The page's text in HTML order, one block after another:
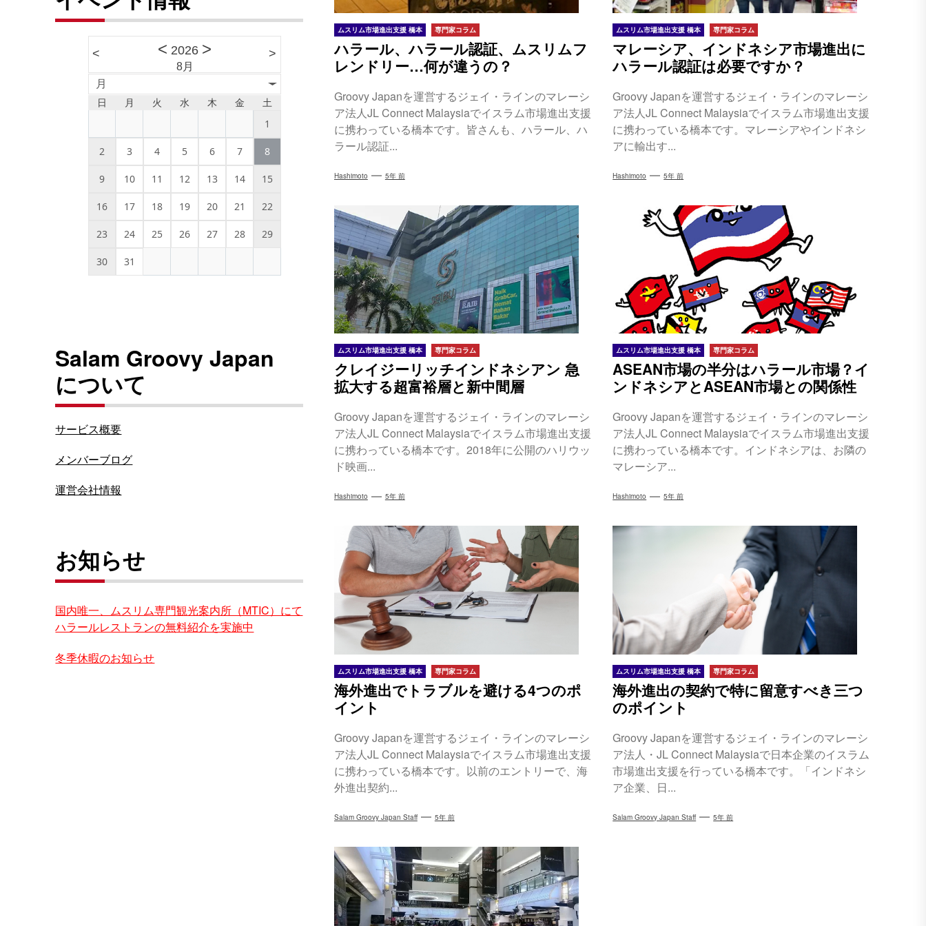
ムスリム市場進出支援 橋本 専門家コラム
ハラール、ハラール認証、ムスリムフ
レンドリー…何が違うの？
Groovy Japanを運営するジェイ・ラインのマレーシ
ア法人JL Connect Malaysiaでイスラム市場進出支援
に携わっている橋本です。皆さんも、ハラール、ハ
ラール認証...
Hashimoto 5年 前
ムスリム市場進出支援 橋本 専門家コラム
マレーシア、インドネシア市場進出に
ハラール認証は必要ですか？
Groovy Japanを運営するジェイ・ラインのマレーシ
ア法人JL Connect Malaysiaでイスラム市場進出支援
に携わっている橋本です。マレーシアやインドネシ
アに輸出す...
Hashimoto 5年 前
ムスリム市場進出支援 橋本 専門家コラム
クレイジーリッチインドネシアン 急
拡大する超富裕層と新中間層
Groovy Japanを運営するジェイ・ラインのマレーシ
ア法人JL Connect Malaysiaでイスラム市場進出支援
に携わっている橋本です。2018年に公開のハリウッ
ド映画...
Hashimoto 5年 前
ムスリム市場進出支援 橋本 専門家コラム
ASEAN市場の半分はハラール市場？イ
ンドネシアとASEAN市場との関係性
Groovy Japanを運営するジェイ・ラインのマレーシ
ア法人JL Connect Malaysiaでイスラム市場進出支援
に携わっている橋本です。インドネシアは、お隣の
マレーシア...
Hashimoto 5年 前
ムスリム市場進出支援 橋本 専門家コラム
海外進出でトラブルを避ける4つのポ
イント
Groovy Japanを運営するジェイ・ラインのマレーシ
ア法人JL Connect Malaysiaでイスラム市場進出支援
に携わっている橋本です。以前のエントリーで、海
外進出契約...
Salam Groovy Japan Staff 5年 前
ムスリム市場進出支援 橋本 専門家コラム
海外進出の契約で特に留意すべき三つ
のポイント
Groovy Japanを運営するジェイ・ラインのマレーシ
ア法人・JL Connect Malaysiaで日本企業のイスラム
市場進出支援を行っている橋本です。「インドネシ
ア企業、日...
Salam Groovy Japan Staff 5年 前
< < 2026 >
8月
>
月
日 月 火 水 木 金 土
1
2 3 4 5 6 7 8
9 10 11 12 13 14 15
16 17 18 19 20 21 22
23 24 25 26 27 28 29
30 31
Salam Groovy Japan
について
サービス概要
メンバーブログ
運営会社情報
お知らせ
国内唯一、ムスリム専門観光案内所（MTIC）にて
ハラールレストランの無料紹介を実施中
冬季休暇のお知らせ